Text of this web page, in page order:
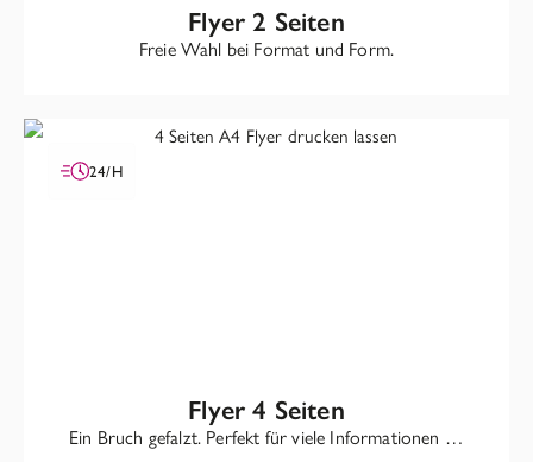
Flyer 2 Seiten
Freie Wahl bei Format und Form.
24/H
Flyer 4 Seiten
Ein Bruch gefalzt. Perfekt für viele Informationen …